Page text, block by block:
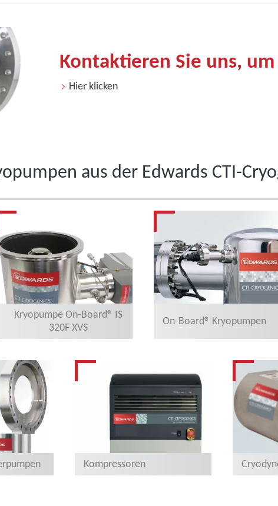
Kontaktieren Sie uns,
Hier klicken
aus der Edwards CTI-
Kryopumpe On-Board® IS
320F XVS
On-Board® Kryopumpen
Kompressoren